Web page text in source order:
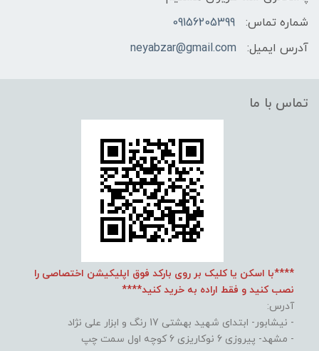
شماره تماس:
09156205399
آدرس ایمیل:
neyabzar@gmail.com
تماس با ما
****با اسکن یا کلیک بر روی بارکد فوق اپلیکیشن اختصاصی را
نصب کنید و فقط اراده به خرید کنید****
آدرس:
- نیشابور- ابتدای شهید بهشتی 17 رنگ و ابزار علی نژاد
- مشهد- پیروزی 6 نوکاریزی 6 کوچه اول سمت چپ